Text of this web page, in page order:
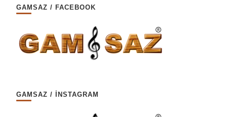
GAMSAZ / FACEBOOK
GAMSAZ / İNSTAGRAM